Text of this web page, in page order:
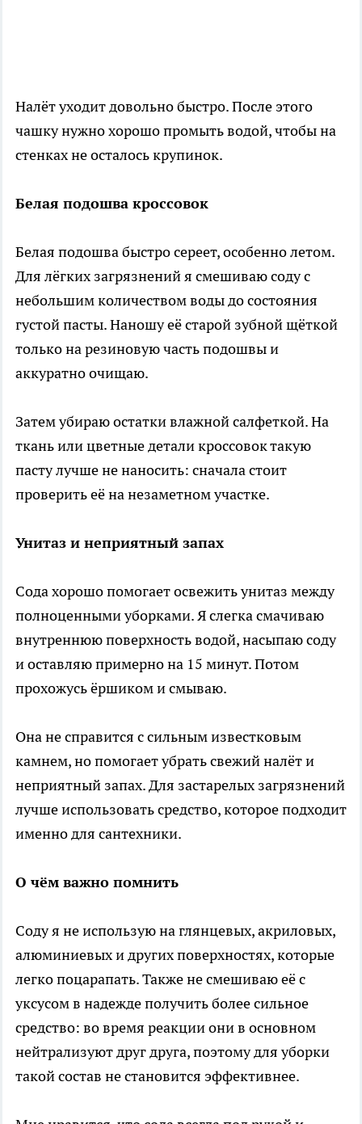
Налёт уходит довольно быстро. После этого
чашку нужно хорошо промыть водой, чтобы на
стенках не осталось крупинок.
Белая подошва кроссовок
Белая подошва быстро сереет, особенно летом.
Для лёгких загрязнений я смешиваю соду с
небольшим количеством воды до состояния
густой пасты. Наношу её старой зубной щёткой
только на резиновую часть подошвы и
аккуратно очищаю.
Затем убираю остатки влажной салфеткой. На
ткань или цветные детали кроссовок такую
пасту лучше не наносить: сначала стоит
проверить её на незаметном участке.
Унитаз и неприятный запах
Сода хорошо помогает освежить унитаз между
полноценными уборками. Я слегка смачиваю
внутреннюю поверхность водой, насыпаю соду
и оставляю примерно на 15 минут. Потом
прохожусь ёршиком и смываю.
Она не справится с сильным известковым
камнем, но помогает убрать свежий налёт и
неприятный запах. Для застарелых загрязнений
лучше использовать средство, которое подходит
именно для сантехники.
О чём важно помнить
Соду я не использую на глянцевых, акриловых,
алюминиевых и других поверхностях, которые
легко поцарапать. Также не смешиваю её с
уксусом в надежде получить более сильное
средство: во время реакции они в основном
нейтрализуют друг друга, поэтому для уборки
такой состав не становится эффективнее.